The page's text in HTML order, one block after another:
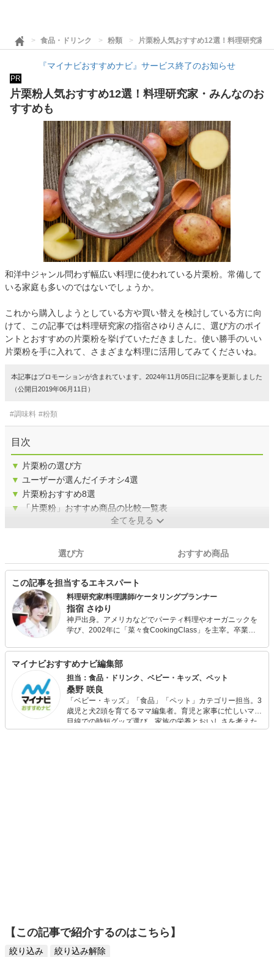
食品・ドリンク 粉類 片栗粉人気おすすめ12選！料理研究家
『マイナビおすすめナビ』サービス終了のお知らせ
PR
片栗粉人気おすすめ12選！料理研究家・みんなのお
すすめも
和洋中ジャンル問わず幅広い料理に使われている片栗粉。常備して
いる家庭も多いのではないでしょうか。
これから購入しようとしている方や買い替えを検討している方に向
けて、この記事では料理研究家の指宿さゆりさんに、選び方のポイ
ントとおすすめの片栗粉を挙げていただきました。使い勝手のいい
片栗粉を手に入れて、さまざまな料理に活用してみてくださいね。
本記事はプロモーションが含まれています。2024年11月05日に記事を更新しました
（公開日2019年06月11日）
#調味料 #粉類
目次
▼ 片栗粉の選び方
▼ ユーザーが選んだイチオシ4選
▼ 片栗粉おすすめ8選
▼
「片栗粉」おすすめ商品の比較一覧表
全てを見る
選び方 おすすめ商品
この記事を担当するエキスパート
料理研究家/料理講師/ケータリングプランナー
指宿 さゆり
神戸出身。アメリカなどでパーティ料理やオーガニックを
学び、2002年に「菜々食CookingClass」を主宰。卒業生
ジナルレシピ開発を行う「レシピ制作専門スタジオ」では
料理部門の代表として、料理動画のメニュー監修、タイア
ップ企画レシピ、連載レシピコンテンツ、飲食店のメニュ
ー開発などに従事。また、大の蕎麦好きでもあり、蕎麦に
関するグループも運営中。
マイナビおすすめナビ編集部
担当：食品・ドリンク、ベビー・キッズ、ペット
桑野 咲良
「ベビー・キッズ」「食品」「ペット」カテゴリー担当。3
歳児と犬2頭を育てるママ編集者。育児と家事に忙しいママ
目線での時短グッズ選び、家族の栄養とおいしさを考えた
食品選び、束の間のリラックスタイムを楽しむためのスイ
【この記事で紹介するのはこちら】
絞り込み
絞り込み解除